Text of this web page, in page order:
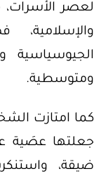
لعصر الأسرات،
الجيوسياسية
ومتوسطية.
كما امتازت
جعلتها عصَية
ضيقة،